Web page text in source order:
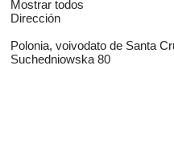
Mostrar todos
Dirección
Polonia, voivodato de Santa
Suchedniowska 80